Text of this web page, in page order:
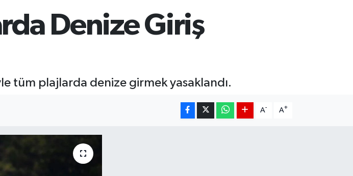
%2.59
BİST100
13.779
%-14
Denize Giriş
tüm plajlarda denize girmek yasaklandı.
A- A+